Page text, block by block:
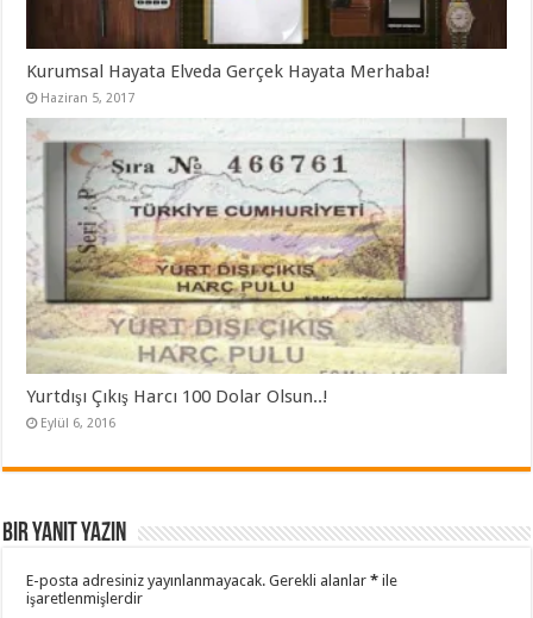
Kurumsal Hayata Elveda Gerçek Hayata Merhaba!
Haziran 5, 2017
Yurtdışı Çıkış Harcı 100 Dolar Olsun..!
Eylül 6, 2016
Bir yanıt yazın
E-posta adresiniz yayınlanmayacak. Gerekli alanlar* ile
işaretlenmişlerdir